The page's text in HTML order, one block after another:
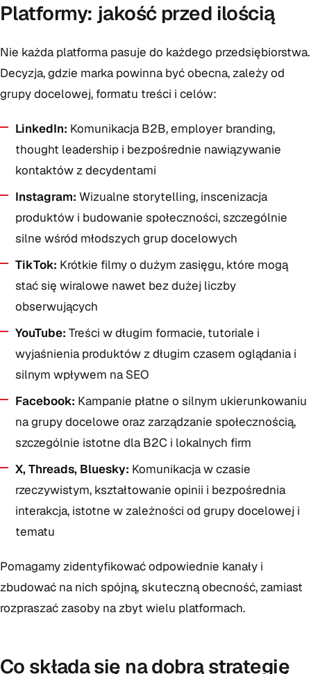
Platformy: jakość przed ilością
Nie każda platforma pasuje do każdego przedsiębiorstwa.
Decyzja, gdzie marka powinna być obecna, zależy od
grupy docelowej, formatu treści i celów:
LinkedIn: Komunikacja B2B, employer branding,
thought leadership i bezpośrednie nawiązywanie
kontaktów z decydentami
Instagram: Wizualne storytelling, inscenizacja
produktów i budowanie społeczności, szczególnie
silne wśród młodszych grup docelowych
TikTok: Krótkie filmy o dużym zasięgu, które mogą
stać się wiralowe nawet bez dużej liczby
obserwujących
YouTube: Treści w długim formacie, tutoriale i
wyjaśnienia produktów z długim czasem oglądania i
silnym wpływem na SEO
Facebook: Kampanie płatne o silnym ukierunkowaniu
na grupy docelowe oraz zarządzanie społecznością,
szczególnie istotne dla B2C i lokalnych firm
X, Threads, Bluesky: Komunikacja w czasie
rzeczywistym, kształtowanie opinii i bezpośrednia
interakcja, istotne w zależności od grupy docelowej i
tematu
Pomagamy zidentyfikować odpowiednie kanały i
zbudować na nich spójną, skuteczną obecność, zamiast
rozpraszać zasoby na zbyt wielu platformach.
Co składa się na dobrą strategię